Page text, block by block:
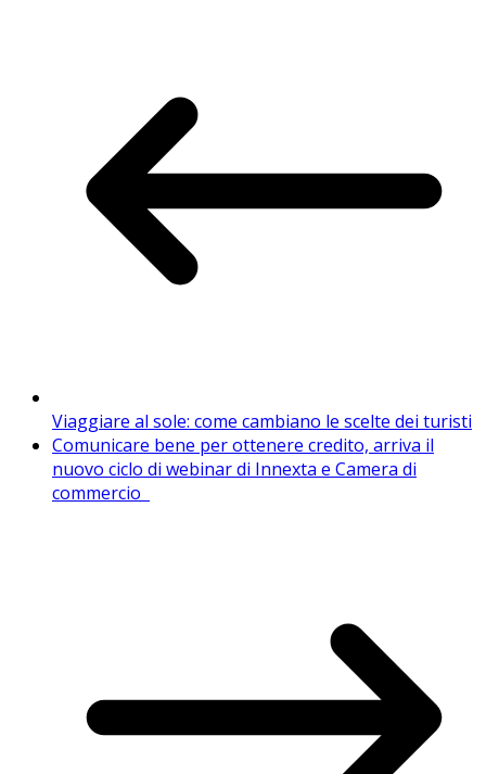
Viaggiare al sole: come cambiano le scelte dei turisti
Comunicare bene per ottenere credito, arriva il
nuovo ciclo di webinar di Innexta e Camera di
commercio